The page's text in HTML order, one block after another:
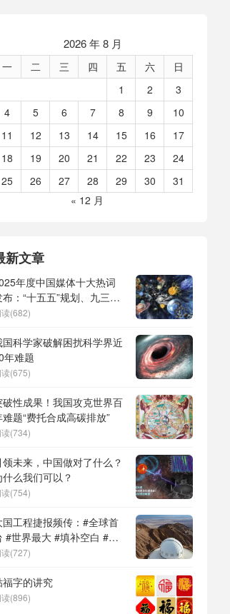
2026 年 8 月
一 二 三 四 五 六
日
1
2
3
4
5 6 7 8 9
10
11
12 13 14 15 16
17
18
19 20 21 22 23
24
25
26 27 28 29 30
31
« 12 月
新文章
年度中国媒体十大热词
布：“十五五”规划、九三阅
、全球治理倡议、
机器人、苏超、票根经济、
补贴、科学素养、网络生
治理
读(682)
国科学家破解困扰科学界近
年难题
读(675)
破性成果！我国攻克世界百
难题“费托合成高碳排放”
读(734)
领未来，中国做对了什么？
什么我们可以？
读(754)
国工程捷报频传：#全球首
#世界最大 #填补空白 #突
键节点
读(727)
福字的讲究
读(896)